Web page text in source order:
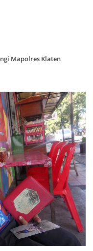
Mapolres Klaten